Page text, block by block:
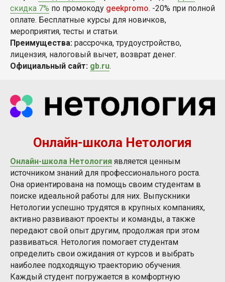
скидка 7% по промокоду geekpromo. -20% при полной
оплате. Бесплатные курсы для новичков,
мероприятия, тесты и статьи.
Преимущества: рассрочка, трудоустройство,
лицензия, налоговый вычет, возврат денег.
Официальный сайт: gb.ru.
Онлайн-школа Нетология
Онлайн-школа Нетология является ценным
источником знаний для профессионального роста.
Она ориентирована на помощь своим студентам в
поиске идеальной работы для них. Выпускники
Нетологии успешно трудятся в крупных компаниях,
активно развивают проекты и команды, а также
передают свой опыт другим, продолжая при этом
развиваться. Нетология помогает студентам
определить свои ожидания от курсов и выбрать
наиболее подходящую траекторию обучения.
Каждый студент погружается в комфортную